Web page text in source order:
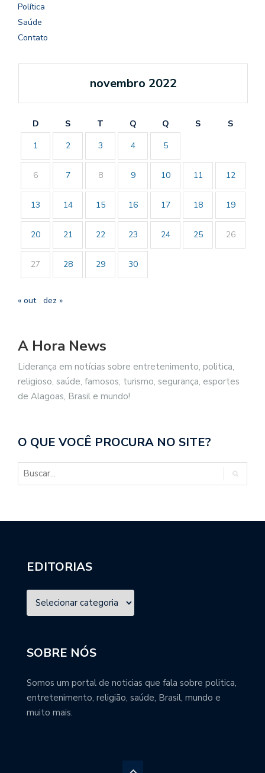
Política
Saúde
Contato
novembro 2022
D S T Q Q S
S
1
2 3 4 5
6 7 8 9 10 11 12
13 14 15 16 17 18 19
20 21 22 23 24 25 26
27 28 29 30
« out dez »
A Hora News
Liderança em notícias sobre entretenimento, politica,
religioso, saúde, famosos, turismo, segurança, esportes
de Alagoas, Brasil e mundo!
O QUE VOCÊ PROCURA NO SITE?
EDITORIAS
SOBRE NÓS
Somos um portal de noticias que fala sobre politica,
entretenimento, religião, saúde, Brasil, mundo e
muito mais.